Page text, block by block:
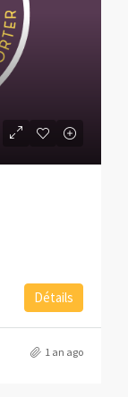
Détails
1 an ago